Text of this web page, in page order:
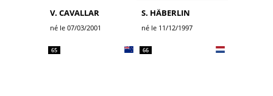
V. CAVALLAR
né le 07/03/2001
S. HÄBERLIN
né le 11/12/1997
65 66